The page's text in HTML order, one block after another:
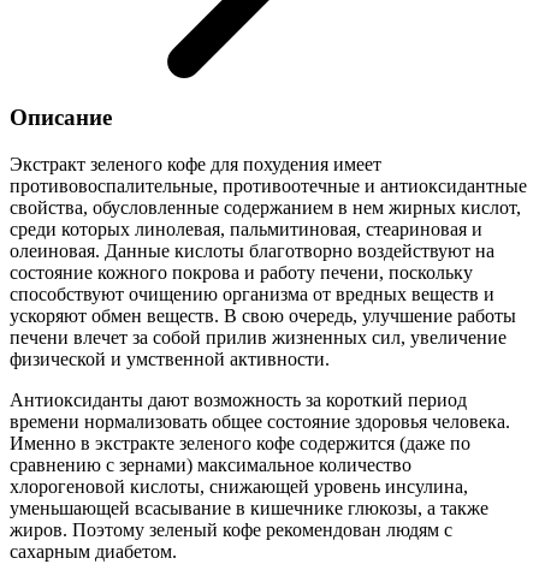
Описание
Экстракт зеленого кофе для похудения имеет
противовоспалительные, противоотечные и антиоксидантные
свойства, обусловленные содержанием в нем жирных кислот,
среди которых линолевая, пальмитиновая, стеариновая и
олеиновая. Данные кислоты благотворно воздействуют на
состояние кожного покрова и работу печени, поскольку
способствуют очищению организма от вредных веществ и
ускоряют обмен веществ. В свою очередь, улучшение работы
печени влечет за собой прилив жизненных сил, увеличение
физической и умственной активности.
Антиоксиданты дают возможность за короткий период
времени нормализовать общее состояние здоровья человека.
Именно в экстракте зеленого кофе содержится (даже по
сравнению с зернами) максимальное количество
хлорогеновой кислоты, снижающей уровень инсулина,
уменьшающей всасывание в кишечнике глюкозы, а также
жиров. Поэтому зеленый кофе рекомендован людям с
сахарным диабетом.